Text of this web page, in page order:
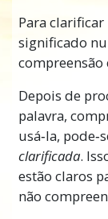
Para
significado
compreensão
Depois de
palavra,
usá‑la,
clarificada.
estão claros
não